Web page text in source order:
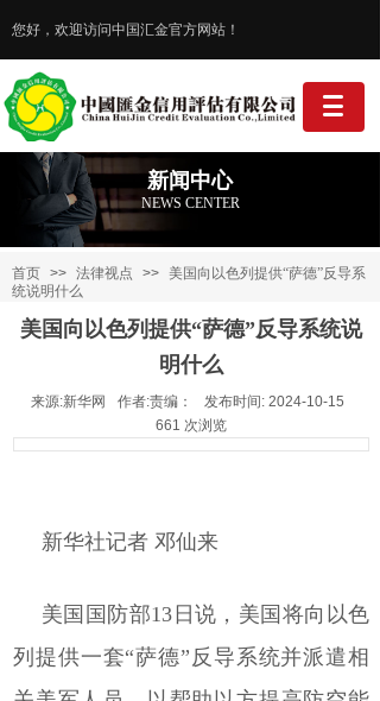
您好，欢迎访问中国汇金官方网站！
新闻中心
NEWS CENTER
首页 >> 法律视点 >> 美国向以色列提供“萨德”反导系
统说明什么
美国向以色列提供“萨德”反导系统说
明什么
来源:新华网 作者:责编： 发布时间: 2024-10-15
661 次浏览
新华社记者 邓仙来
美国国防部13日说，美国将向以色
列提供一套“萨德”反导系统并派遣相